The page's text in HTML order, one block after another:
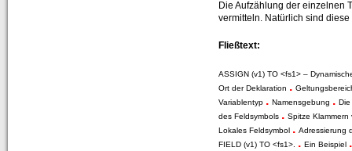
Kurs 2: Erweiterung von Sprachumfang und Anwendung
Kurs 3: “Weitere Befehle für effiziente Programmierung”
Kurs 4: “Feldsymbole, SELECT-Klauseln und Listbefehle usw.”
Die Aufzählung der einzelnen
vermitteln. Natürlich sind
Fließtext:
ASSIGN (v1) TO <fs1> –
Ort der Deklaration .
Variablentyp . Namensgebung .
des Feldsymbols . Spitze
Lokales Feldsymbol . Adressierung
FIELD (v1) TO <fs1>. . Ein Beispiel